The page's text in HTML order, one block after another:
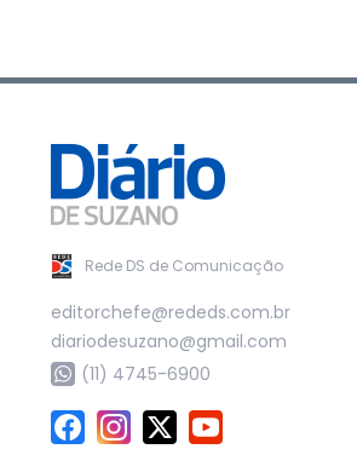
Rede DS de Comunicação
editorchefe@rededs.com.br
diariodesuzano@gmail.com
(11) 4745-6900